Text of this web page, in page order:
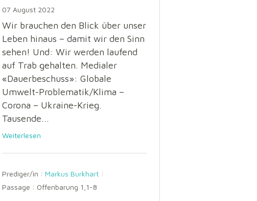
07 August 2022
Wir brauchen den Blick über unser
Leben hinaus – damit wir den Sinn
sehen! Und: Wir werden laufend
auf Trab gehalten. Medialer
«Dauerbeschuss»: Globale
Umwelt-Problematik/Klima –
Corona – Ukraine-Krieg.
Tausende...
Weiterlesen
Prediger/in : Markus Burkhart
Passage : Offenbarung 1,1-8